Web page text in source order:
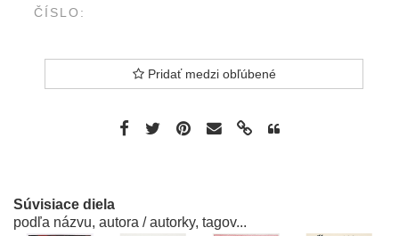
ČÍSLO:
Pridať medzi obľúbené
Súvisiace diela
podľa názvu, autora / autorky, tagov...